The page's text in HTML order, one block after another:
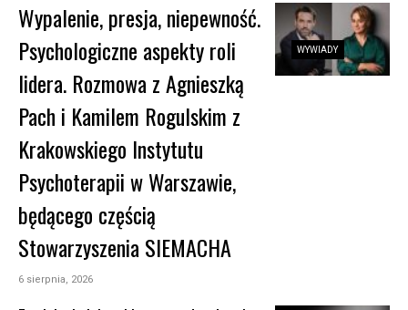
WYWIADY
Wypalenie, presja, niepewność.
Psychologiczne aspekty roli
lidera. Rozmowa z Agnieszką
Pach i Kamilem Rogulskim z
Krakowskiego Instytutu
Psychoterapii w Warszawie,
będącego częścią
Stowarzyszenia SIEMACHA
6 sierpnia, 2026